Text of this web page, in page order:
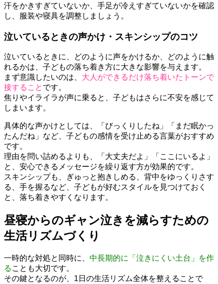
汗をかきすぎていないか、手足が冷えすぎていないかを確認
し、服装や寝具を調整しましょう。
泣いているときの声かけ・スキンシップのコツ
泣いているときに、どのように声をかけるか、どのように触
れるかは、子どもの落ち着き方に大きな影響を与えます。
まず意識したいのは、 大人ができるだけ落ち着いたトーンで
接すること です。
焦りやイライラが声に乗ると、子どもはさらに不安を感じて
しまいます。
具体的な声かけとしては、「びっくりしたね」「まだ眠かっ
たんだね」など、子どもの感情を受け止める言葉がおすすめ
です。
理由を問い詰めるよりも、「大丈夫だよ」「ここにいるよ」
と、安心できるメッセージを繰り返す方が効果的です。
スキンシップも、ぎゅっと抱きしめる、背中をゆっくりさす
る、手を握るなど、子どもが好むスタイルを見つけておく
と、落ち着きやすくなります。
昼寝からのギャン泣きを減らすための
生活リズムづくり
一時的な対処と同時に、 中長期的に「泣きにくい土台」を作
る ことも大切です。
その鍵となるのが、1日の生活リズム全体を整えることで